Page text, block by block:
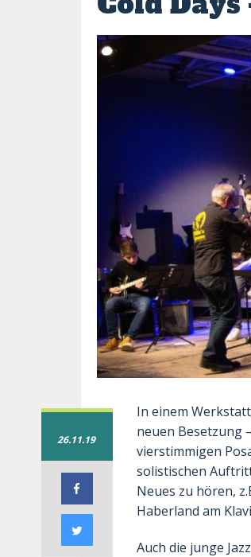
26.11.19
In einem
neuen Besetzung
vierstimmigen
solistischen
Neues zu hören,
Haberland am
Auch die junge